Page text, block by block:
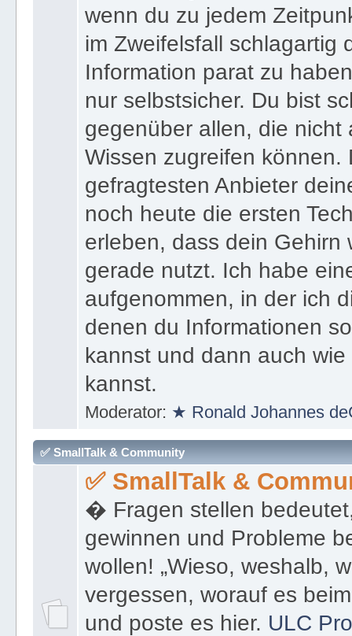
wenn du zu jedem
im Zweifelsfall schlagartig
Information parat zu
nur selbstsicher. Du bist
gegenüber allen, die nicht
Wissen zugreifen können.
gefragtesten Anbieter
noch heute die ersten
erleben, dass dein Gehirn
gerade nutzt. Ich habe
aufgenommen, in der ich
denen du Informationen
kannst und dann auch
kannst.
Moderator: ★ Ronald Johannes
✅ SmallTalk & Community
✅ SmallTalk &
� Fragen stellen
gewinnen und Probleme
wollen! „Wieso, weshalb,
vergessen, worauf es
und poste es hier. ULC